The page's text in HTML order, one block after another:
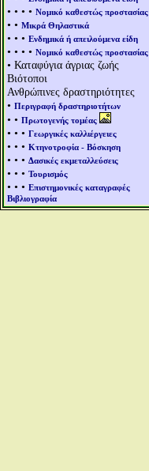
• • • • Νομικό καθεστώς προστασίας
• • Μικρά Θηλαστικά
• • • Ενδημικά ή απειλούμενα είδη
• • • • Νομικό καθεστώς προστασίας
• Καταφύγια άγριας ζωής
Βιότοποι
Ανθρώπινες δραστηριότητες
• Περιγραφή δραστηριοτήτων
• • Πρωτογενής τομέας
• • • Γεωργικές καλλιέργειες
• • • Κτηνοτροφία - Βόσκηση
• • • Δασικές εκμεταλλεύσεις
• • • Τουρισμός
• • • Επιστημονικές καταγραφές
Βιβλιογραφία